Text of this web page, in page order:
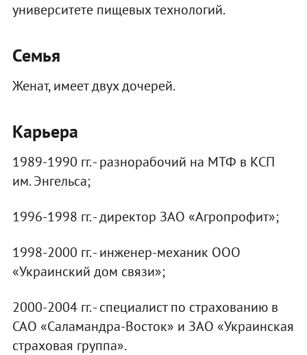
университете пищевых технологий.
Семья
Женат, имеет двух дочерей.
Карьера
1989-1990 гг. - разнорабочий на МТФ в КСП
им. Энгельса;
1996-1998 гг. - директор ЗАО «Агропрофит»;
1998-2000 гг. - инженер-механик ООО
«Украинский дом связи»;
2000-2004 гг. - специалист по страхованию в
САО «Саламандра-Восток» и ЗАО «Украинская
страховая группа».